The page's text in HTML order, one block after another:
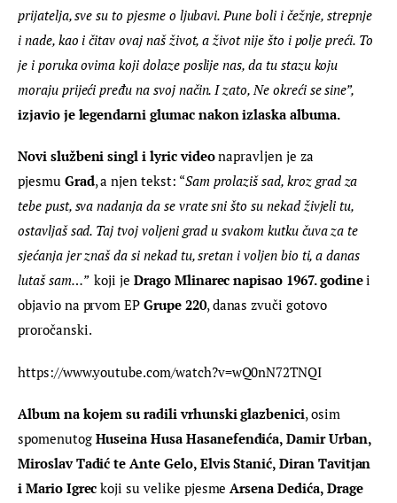
prijatelja, sve su to pjesme o ljubavi. Pune boli i čežnje, strepnje
i nade, kao i čitav ovaj naš život, a život nije što i polje preći. To
je i poruka ovima koji dolaze poslije nas, da tu stazu koju
moraju prijeći pređu na svoj način. I zato, Ne okreći se sine”,
izjavio je legendarni glumac nakon izlaska albuma.
Novi službeni singl i lyric video napravljen je za
pjesmu Grad, a njen tekst: “Sam prolaziš sad, kroz grad za
tebe pust, sva nadanja da se vrate sni što su nekad živjeli tu,
ostavljaš sad. Taj tvoj voljeni grad u svakom kutku čuva za te
sjećanja jer znaš da si nekad tu, sretan i voljen bio ti, a danas
lutaš sam…” koji je Drago Mlinarec napisao 1967. godine i
objavio na prvom EP Grupe 220, danas zvuči gotovo
proročanski.
https://www.youtube.com/watch?v=wQ0nN72TNQI
Album na kojem su radili vrhunski glazbenici, osim
spomenutog Huseina Husa Hasanefendića, Damir Urban,
Miroslav Tadić te Ante Gelo, Elvis Stanić, Diran Tavitjan
i Mario Igrec koji su velike pjesme Arsena Dedića, Drage